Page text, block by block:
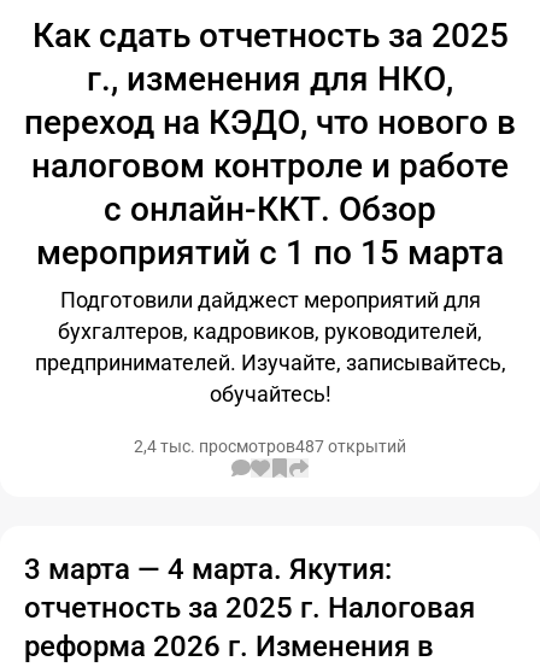
Как сдать отчетность за 2025
г., изменения для НКО,
переход на КЭДО, что нового в
налоговом контроле и работе
с онлайн-ККТ. Обзор
мероприятий с 1 по 15 марта
Подготовили дайджест мероприятий для
бухгалтеров, кадровиков, руководителей,
предпринимателей. Изучайте, записывайтесь,
обучайтесь!
2,4 тыс. просмотров487 открытий
3 марта — 4 марта. Якутия:
отчетность за 2025 г. Налоговая
реформа 2026 г. Изменения в